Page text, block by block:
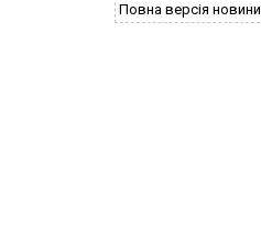
Повна версія новини